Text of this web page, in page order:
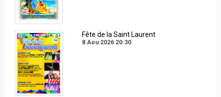
Fête de la Saint Laurent
8 Aou 2026 20:30